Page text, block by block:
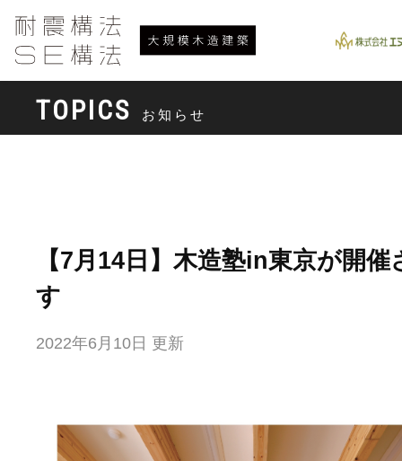
TOPICS お知らせ
【7月14日】木造塾in東京が開催
す
2022年6月10日 更新